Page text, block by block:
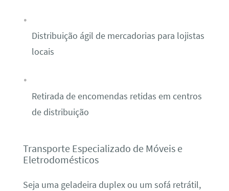
Distribuição ágil de mercadorias para lojistas
locais
Retirada de encomendas retidas em centros
de distribuição
Transporte Especializado de Móveis e
Eletrodomésticos
Seja uma geladeira duplex ou um sofá retrátil,